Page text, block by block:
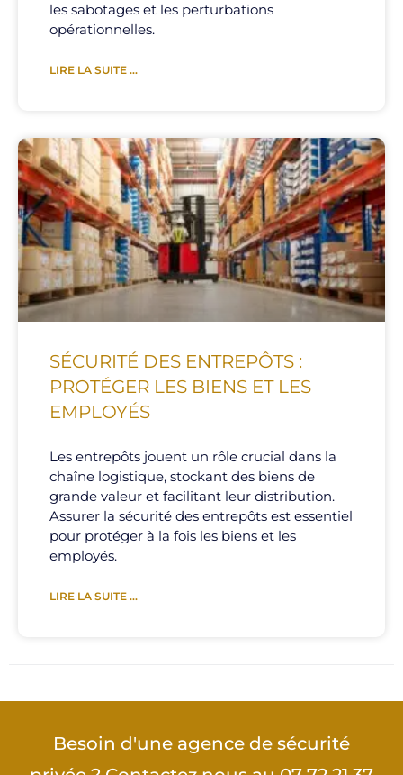
les sabotages et les perturbations
opérationnelles.
LIRE LA SUITE ...
SÉCURITÉ DES ENTREPÔTS :
PROTÉGER LES BIENS ET LES
EMPLOYÉS
Les entrepôts jouent un rôle crucial dans la
chaîne logistique, stockant des biens de
grande valeur et facilitant leur distribution.
Assurer la sécurité des entrepôts est essentiel
pour protéger à la fois les biens et les
employés.
LIRE LA SUITE ...
Besoin d'une agence de sécurité